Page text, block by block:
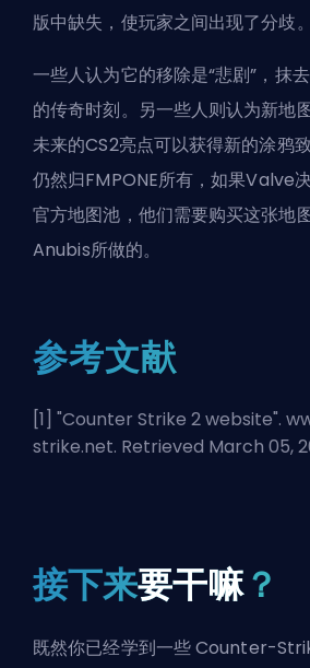
版中缺失，使玩家之间出现了分歧。
一些人认为它的移除是“悲剧”，抹
的传奇时刻。另一些人则认为新地
未来的CS2亮点可以获得新的涂鸦
仍然归FMPONE所有，如果Valve
官方地图池，他们需要购买这张地
Anubis所做的。
参考文献
[1] "Counter Strike 2 website".
strike.net. Retrieved March 05,
接下来要干嘛？
既然你已经学到一些 Counter-